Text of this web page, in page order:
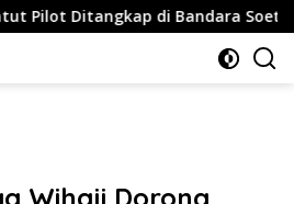
Ditangkap di Bandara Soetta,
Wihaji Dorong